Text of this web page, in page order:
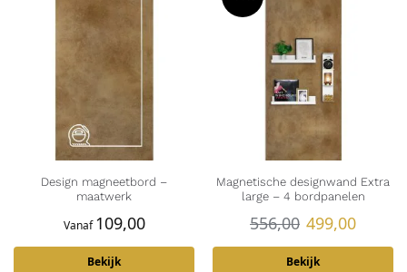
Design magneetbord –
maatwerk
Vanaf 109,00
Bekijk
Magnetische designwand Extra
large – 4 bordpanelen
556,00 499,00
Bekijk